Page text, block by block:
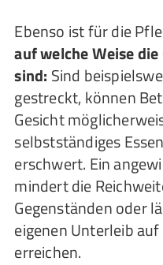
Ebenso ist für die
auf welche Weise
sind: Sind
gestreckt, können
Gesicht
selbstständiges
erschwert. Ein
mindert die
Gegenständen oder
eigenen Unterleib
erreichen.